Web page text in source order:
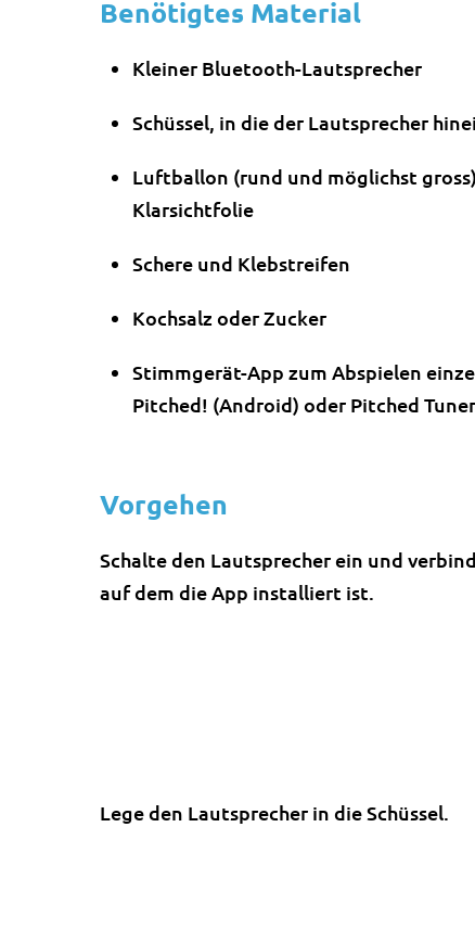
Benötigtes Material
Kleiner Bluetooth-Lautsprecher
Schüssel, in die der Lautsprecher
Luftballon (rund und möglichst
Klarsichtfolie
Schere und Klebstreifen
Kochsalz oder Zucker
Stimmgerät-App zum Abspielen
Pitched! (Android) oder Pitched
Vorgehen
Schalte den Lautsprecher ein und
auf dem die App installiert ist.
Lege den Lautsprecher in die Schüssel.